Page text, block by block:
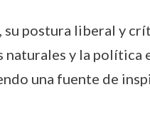
su postura liberal y
naturales y la política
una fuente de